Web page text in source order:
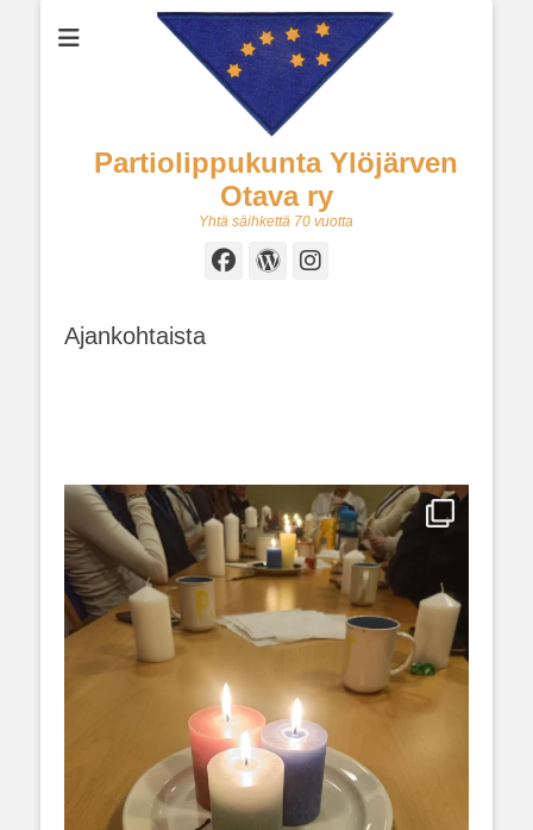
Partiolippukunta Ylöjärven
Otava ry
Yhtä säihkettä 70 vuotta
Facebook
WordPress
Instagram
Ajankohtaista